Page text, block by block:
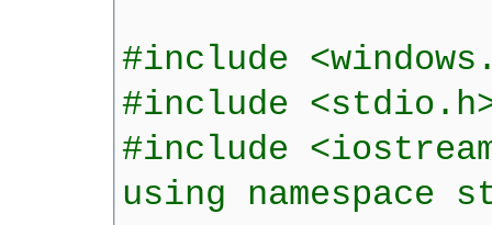
#include
#include
#include
using namespace